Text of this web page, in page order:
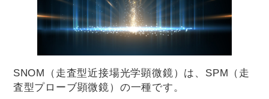
SNOM（走査型近接場光学顕微鏡）は、SPM（走
査型プローブ顕微鏡）の一種です。